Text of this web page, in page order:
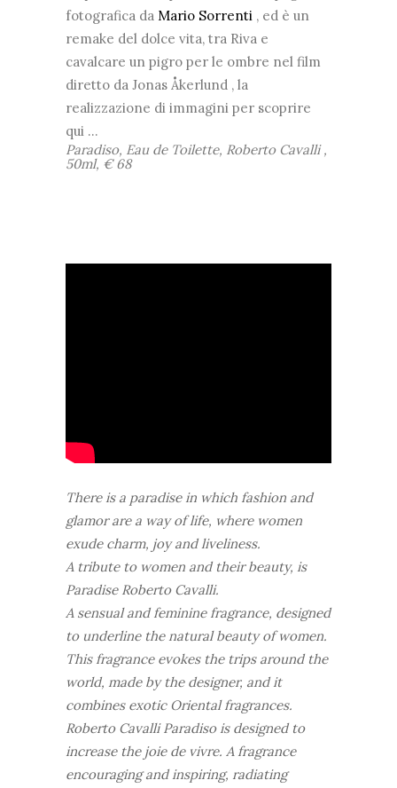
fotografica da Mario Sorrenti , ed è un
remake del dolce vita, tra Riva e
cavalcare un pigro per le ombre nel film
diretto da Jonas Åkerlund , la
realizzazione di immagini per scoprire
qui ...
Paradiso, Eau de Toilette, Roberto Cavalli,
50ml, € 68
There is a paradise in which fashion and
glamor are a way of life, where women
exude charm, joy and liveliness.
A tribute to women and their beauty, is
Paradise Roberto Cavalli.
A sensual and feminine fragrance, designed
to underline the natural beauty of women.
This fragrance evokes the trips around the
world, made by the designer, and it
combines exotic Oriental fragrances.
Roberto Cavalli Paradiso is designed to
increase the joie de vivre. A fragrance
encouraging and inspiring, radiating